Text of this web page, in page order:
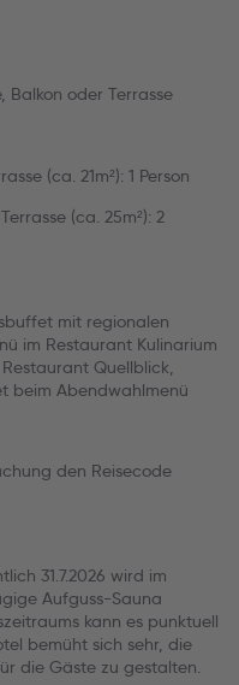
Balkon oder Terrasse
(ca. 21m²): 1 Person
(ca. 25m²): 2
mit regionalen
im Restaurant Kulinarium
Quellblick,
beim Abendwahlmenü
den Reisecode
31.7.2026 wird im
Aufguss-Sauna
kann es punktuell
bemüht sich sehr, die
die Gäste zu gestalten.